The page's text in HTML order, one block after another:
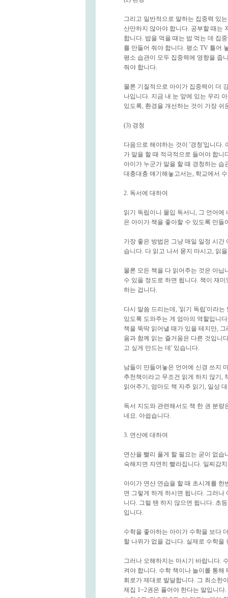
그리고 일반적으로 말하는 집중력 있
산만하지 않아야 합니다. 공부할 때는
합니다. 밥을 먹을 때는 밥 먹는 데 집
를 만들어 줘야 합니다. 평소 TV 틀어
평소 습관이 모두 집중력에 영향을 줍
줘야 합니다.
물론 기질적으로 아이가 집중력이 더
나입니다. 지금 내 눈 앞에 있는 우리
있도록, 환경을 개선하는 것이 가장 쉬
(3) 경청
다음으로 해야하는 것이 '경청'입니다.
가 말을 할 때 적극적으로 들어야 합
아이가 누군가 말을 할 때 경청하는
대충대충 얘기해놓고서는, 학교에서
2. 독서에 대하여
읽기 독립이니 몰입 독서니, 그 언어
은 아이가 책을 좋아할 수 있도록 만들
가장 좋은 방법은 그냥 매일 일정 시
습니다. 다 읽고 나서 묻지 마시고, 읽
물론 모든 책을 다 읽어주는 것은 아
수 있을 정도로 하면 됩니다. 책이 재
하는 겁니다.
다시 말씀 드리는데, '읽기 독립'이라
있도록 도와주는 게 엄마의 역할입니
책을 뚝딱 읽어낼 때가 있을 테지만,
움과 함께 읽는 즐거움은 다른 것입니
고 싶게 만드는 데' 있습니다.
남들이 만들어놓은 언어에 신경 쓰지
추천책이라고 무조건 읽게 하지 않기,
읽어주기, 엄마도 책 자주 읽기, 일상
독서 지도와 관련해서도 책 한 권 분
네요. 아쉽습니다.
3. 연산에 대하여
연산을 빨리 풀게 할 필요는 굳이 없
숙해지면 자연히 빨라집니다. 일찌감
아이가 연산 연습을 할 때 초시계를
면 그렇게 하게 하시면 됩니다. 그러
니다. 그럴 땐 하지 않으면 됩니다. 초
입니다.
수학을 좋아하는 아이가 수학을 보다
할 나위가 없을 겁니다. 실제로 수학을
그러나 오해하지는 마시기 바랍니다.
켜야 합니다. 수학 책이나 놀이를 통
회로가 제대로 발달합니다. 그 최소한
제집 1~2권은 풀어야 한다는 말입니